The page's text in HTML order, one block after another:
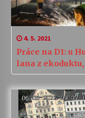
4. 5. 2021
Práce na D1: u
lana z